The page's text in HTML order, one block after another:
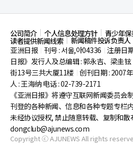
公司简介 个人信息处理方针 青少年
读者提供新闻线索
新闻稿件投诉负责人
亚洲日报
刊号 : 서울,아04336 注册日
日报》发行人及总编辑 : 郭永吉、梁圭铉
街13号三共大厦11楼 创刊日期 : 2007
人 : 王海纳 电话 : 02-739-2171
《亚洲日报》将遵守互联网新闻委员会
刊登的各种新闻、信息和各种专题专栏
未经协议授权, 禁止随意转载、复制和散
dongclub@ajunews.com
Copyright ⓒ AJUNEWS All rights